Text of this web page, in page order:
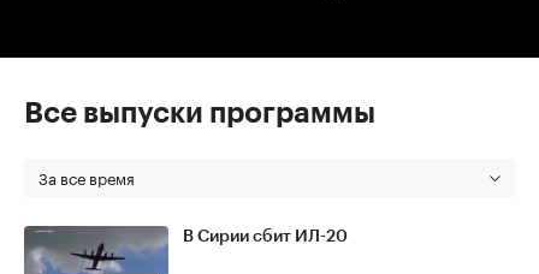
Все выпуски программы
За все время
В Сирии сбит ИЛ-20